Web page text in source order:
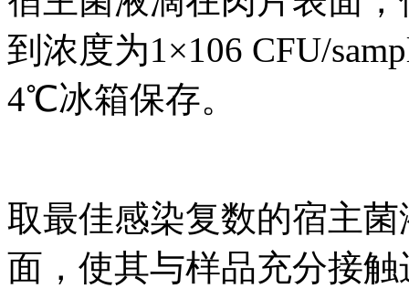
到浓度为1×106 CFU/
4℃冰箱保存。
取最佳感染复数的宿主
面，使其与样品充分接